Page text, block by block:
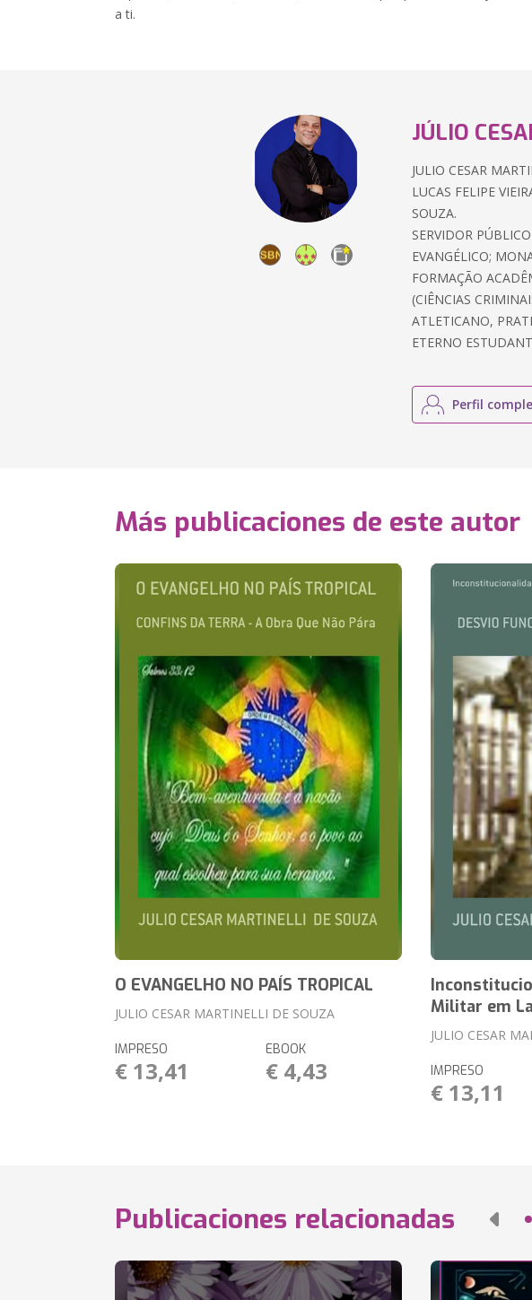
a ti.
JÚLIO
JULIO CESAR
LUCAS FELIPE
SOUZA.
SERVIDOR
EVANGÉLICO;
FORMAÇÃO
(CIÊNCIAS
ATLETICANO,
ETERNO
Perfil
Más publicaciones de este autor
O EVANGELHO NO PAÍS TROPICAL
JULIO CESAR MARTINELLI DE SOUZA
IMPRESO
€ 13,41
EBOOK
€ 4,43
Militar em
JULIO CESAR
IMPRESO
€ 13,11
Publicaciones relacionadas